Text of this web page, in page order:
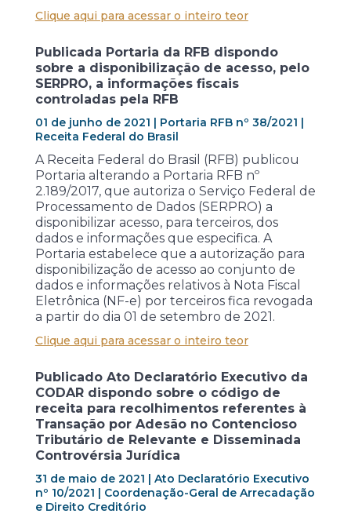
Clique aqui para acessar o inteiro teor
Publicada Portaria da RFB dispondo
sobre a disponibilização de acesso, pelo
SERPRO, a informações fiscais
controladas pela RFB
01 de junho de 2021 | Portaria RFB nº 38/2021 |
Receita Federal do Brasil
A Receita Federal do Brasil (RFB) publicou
Portaria alterando a Portaria RFB nº
2.189/2017, que autoriza o Serviço Federal de
Processamento de Dados (SERPRO) a
disponibilizar acesso, para terceiros, dos
dados e informações que especifica. A
Portaria estabelece que a autorização para
disponibilização de acesso ao conjunto de
dados e informações relativos à Nota Fiscal
Eletrônica (NF-e) por terceiros fica revogada
a partir do dia 01 de setembro de 2021.
Clique aqui para acessar o inteiro teor
Publicado Ato Declaratório Executivo da
CODAR dispondo sobre o código de
receita para recolhimentos referentes à
Transação por Adesão no Contencioso
Tributário de Relevante e Disseminada
Controvérsia Jurídica
31 de maio de 2021 | Ato Declaratório Executivo
nº 10/2021 | Coordenação-Geral de Arrecadação
e Direito Creditório